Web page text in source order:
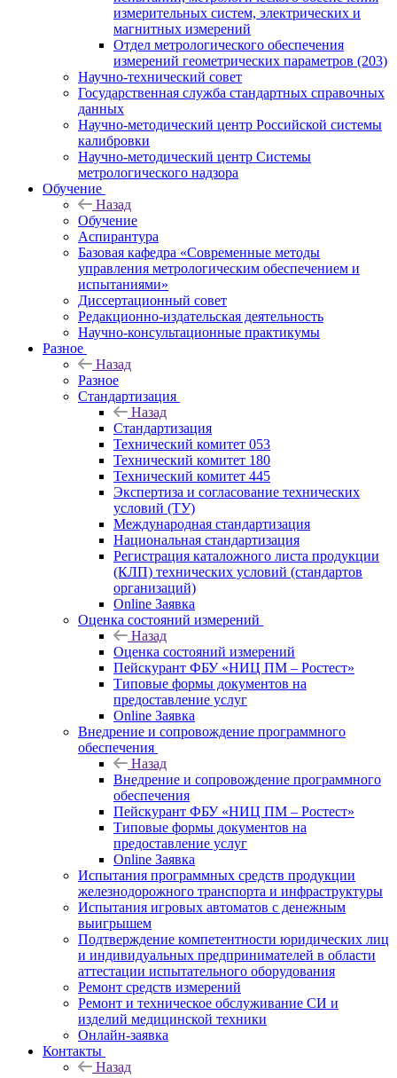
измерительных систем, электрических и
магнитных измерений
Отдел метрологического обеспечения
измерений геометрических параметров (203)
Научно-технический совет
Государственная служба стандартных справочных
данных
Научно-методический центр Российской системы
калибровки
Научно-методический центр Системы
метрологического надзора
Обучение
Назад
Обучение
Аспирантура
Базовая кафедра «Современные методы
управления метрологическим обеспечением и
испытаниями»
Диссертационный совет
Редакционно-издательская деятельность
Научно-консультационные практикумы
Разное
Назад
Разное
Стандартизация
Назад
Стандартизация
Технический комитет 053
Технический комитет 180
Технический комитет 445
Экспертиза и согласование технических
условий (ТУ)
Международная стандартизация
Национальная стандартизация
Регистрация каталожного листа продукции
(КЛП) технических условий (стандартов
организаций)
Online Заявка
Оценка состояний измерений
Назад
Оценка состояний измерений
Пейскурант ФБУ «НИЦ ПМ – Ростест»
Типовые формы документов на
предоставление услуг
Online Заявка
Внедрение и сопровождение программного
обеспечения
Назад
Внедрение и сопровождение программного
обеспечения
Пейскурант ФБУ «НИЦ ПМ – Ростест»
Типовые формы документов на
предоставление услуг
Online Заявка
Испытания программных средств продукции
железнодорожного транспорта и инфраструктуры
Испытания игровых автоматов с денежным
выигрышем
Подтверждение компетентности юридических лиц
и индивидуальных предпринимателей в области
аттестации испытательного оборудования
Ремонт средств измерений
Ремонт и техническое обслуживание СИ и
изделий медицинской техники
Онлайн-заявка
Контакты
Назад